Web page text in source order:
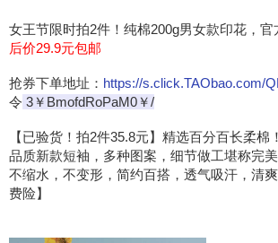
女王节限时拍2件！纯棉200g男女款印花，官
后价29.9元包邮
抢券下单地址： https://s.click.TAObao.com/
令 3￥BmofdRoPaM0￥/
【已验货！拍2件35.8元】精选百分百长柔棉
品质新款短袖，多种图案，细节做工堪称完
不缩水，不变形，简约百搭，透气吸汗，清
费险】